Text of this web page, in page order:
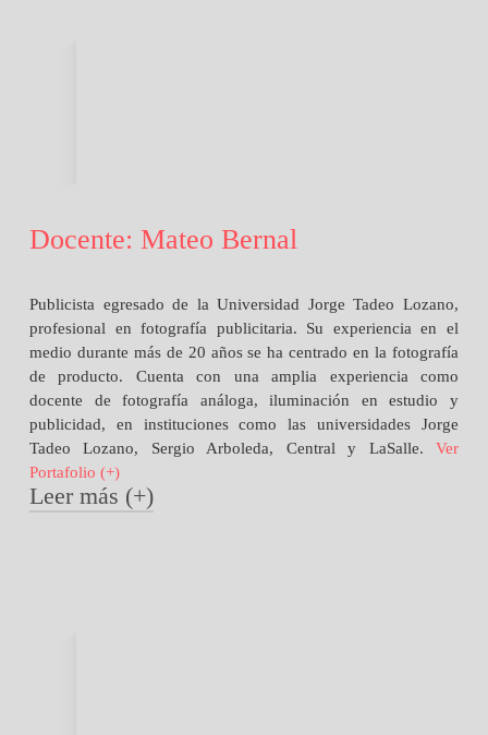
Docente: Mateo Bernal
Publicista egresado de la Universidad Jorge Tadeo Lozano,
profesional en fotografía publicitaria. Su experiencia en el
medio durante más de 20 años se ha centrado en la fotografía
de producto. Cuenta con una amplia experiencia como
docente de fotografía análoga, iluminación en estudio y
publicidad, en instituciones como las universidades Jorge
Tadeo Lozano, Sergio Arboleda, Central y LaSalle.Ver
Portafolio (+)
Leer más (+)